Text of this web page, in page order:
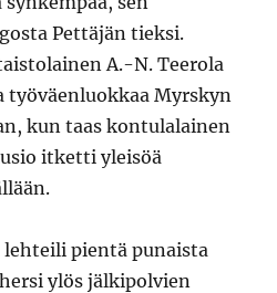
Pettäjän tieksi.
A.-N. Teerola
Myrskyn
kun taas kontulalainen
itketti yleisöä
pientä punaista
ylös jälkipolvien